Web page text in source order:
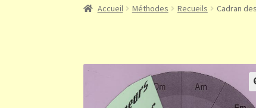
Accueil Méthodes Recueils Cadran